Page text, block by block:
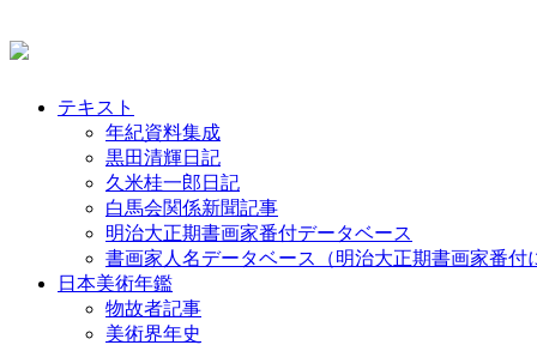
テキスト
年紀資料集成
黒田清輝日記
久米桂一郎日記
白馬会関係新聞記事
明治大正期書画家番付データベース
書画家人名データベース（明治大正期書画家番付
日本美術年鑑
物故者記事
美術界年史